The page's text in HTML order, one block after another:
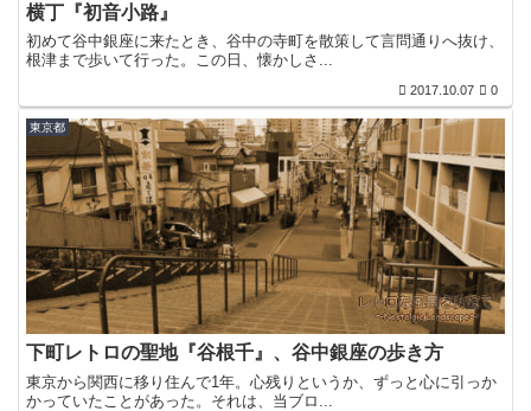
横丁『初音小路』
初めて谷中銀座に来たとき、谷中の寺町を散策して言問通りへ抜け、
根津まで歩いて行った。この日、懐かしさ...
2017.10.07 0
東京都
下町レトロの聖地『谷根千』、谷中銀座の歩き方
東京から関西に移り住んで1年。心残りというか、ずっと心に引っか
かっていたことがあった。それは、当ブロ...